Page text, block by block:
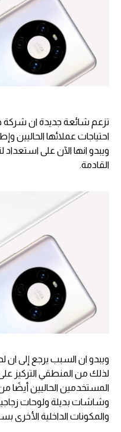
تزعم شائعة جديدة ان شركة
القادمة.
ويبدو ان السبب يرجع إلى ان
لذلك من المنطقي التركيز
المستخدمين الحاليين أيضًا
وشاشات بديلة ولوحات زجاجية
والمكونات الداخلية